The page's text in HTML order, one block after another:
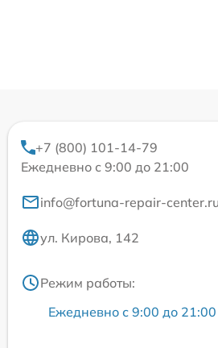
+7 (800) 101-14-79
Ежедневно с 9:00 до 21:00
info@fortuna-repair-center.ru
ул. Кирова, 142
Режим работы:
Ежедневно с 9:00 до 21:00